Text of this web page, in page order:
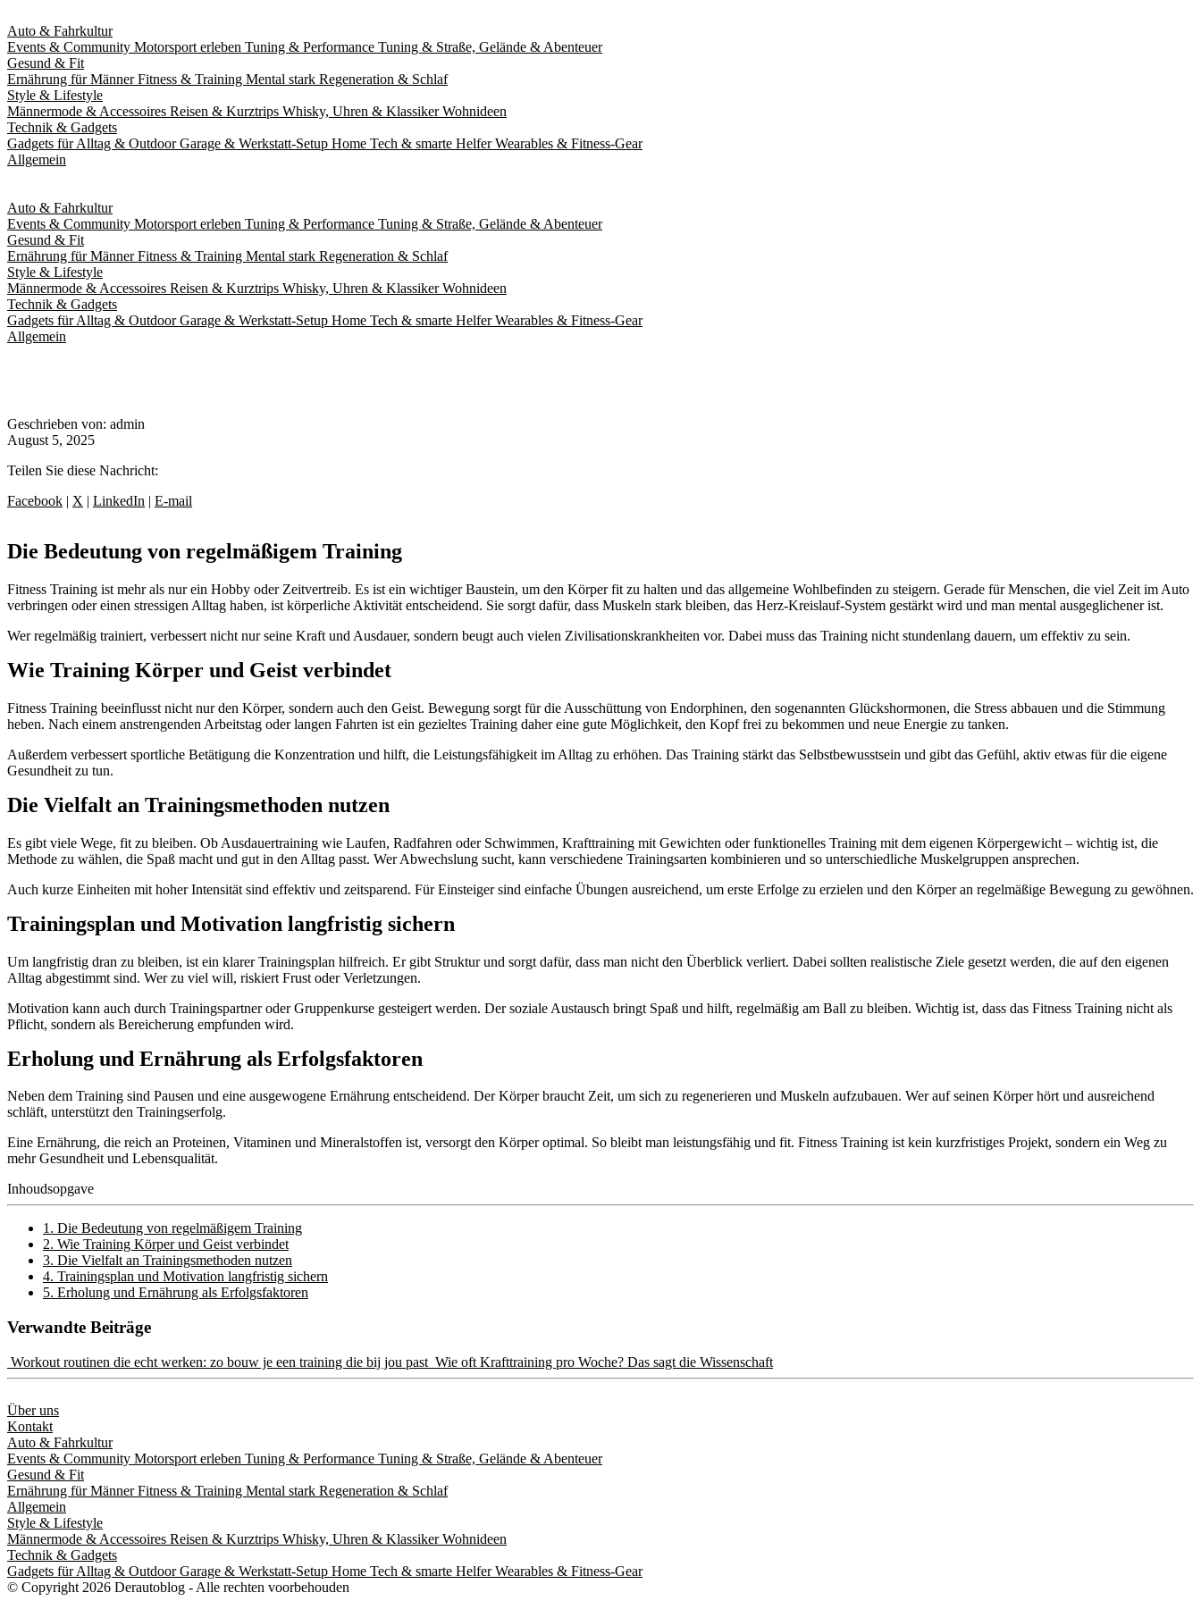
Auto & Fahrkultur
Events & Community Motorsport erleben Tuning & Performance Tuning & Straße, Gelände & Abenteuer
Gesund & Fit
Ernährung für MännerFitness & Training Mental stark Regeneration & Schlaf
Style & Lifestyle
Männermode & Accessoires Reisen & Kurztrips Whisky, Uhren & KlassikerWohnideen
Technik & Gadgets
Gadgets für Alltag & OutdoorGarage & Werkstatt-Setup Home Tech & smarte HelferWearables & Fitness-Gear
Allgemein
Auto & Fahrkultur
Events & Community Motorsport erleben Tuning & Performance Tuning & Straße, Gelände & Abenteuer
Gesund & Fit
Ernährung für MännerFitness & Training Mental stark Regeneration & Schlaf
Style & Lifestyle
Männermode & Accessoires Reisen & Kurztrips Whisky, Uhren & KlassikerWohnideen
Technik & Gadgets
Gadgets für Alltag & OutdoorGarage & Werkstatt-Setup Home Tech & smarte HelferWearables & Fitness-Gear
Allgemein
Geschrieben von: admin
August 5, 2025
Teilen Sie diese Nachricht:
Facebook | X | LinkedIn | E-mail
Die Bedeutung von regelmäßigem Training
Fitness Training ist mehr als nur ein Hobby oder Zeitvertreib. Es ist ein wichtiger Baustein, um den Körper fit zu halten und das allgemeine Wohlbefinden zu steigern. Gerade für Menschen, die viel Zeit im Auto
verbringen oder einen stressigen Alltag haben, ist körperliche Aktivität entscheidend. Sie sorgt dafür, dass Muskeln stark bleiben, das Herz-Kreislauf-System gestärkt wird und man mental ausgeglichener ist.
Wer regelmäßig trainiert, verbessert nicht nur seine Kraft und Ausdauer, sondern beugt auch vielen Zivilisationskrankheiten vor. Dabei muss das Training nicht stundenlang dauern, um effektiv zu sein.
Wie Training Körper und Geist verbindet
Fitness Training beeinflusst nicht nur den Körper, sondern auch den Geist. Bewegung sorgt für die Ausschüttung von Endorphinen, den sogenannten Glückshormonen, die Stress abbauen und die Stimmung
heben. Nach einem anstrengenden Arbeitstag oder langen Fahrten ist ein gezieltes Training daher eine gute Möglichkeit, den Kopf frei zu bekommen und neue Energie zu tanken.
Außerdem verbessert sportliche Betätigung die Konzentration und hilft, die Leistungsfähigkeit im Alltag zu erhöhen. Das Training stärkt das Selbstbewusstsein und gibt das Gefühl, aktiv etwas für die eigene
Gesundheit zu tun.
Die Vielfalt an Trainingsmethoden nutzen
Es gibt viele Wege, fit zu bleiben. Ob Ausdauertraining wie Laufen, Radfahren oder Schwimmen, Krafttraining mit Gewichten oder funktionelles Training mit dem eigenen Körpergewicht – wichtig ist, die
Methode zu wählen, die Spaß macht und gut in den Alltag passt. Wer Abwechslung sucht, kann verschiedene Trainingsarten kombinieren und so unterschiedliche Muskelgruppen ansprechen.
Auch kurze Einheiten mit hoher Intensität sind effektiv und zeitsparend. Für Einsteiger sind einfache Übungen ausreichend, um erste Erfolge zu erzielen und den Körper an regelmäßige Bewegung zu gewöhnen.
Trainingsplan und Motivation langfristig sichern
Um langfristig dran zu bleiben, ist ein klarer Trainingsplan hilfreich. Er gibt Struktur und sorgt dafür, dass man nicht den Überblick verliert. Dabei sollten realistische Ziele gesetzt werden, die auf den eigenen
Alltag abgestimmt sind. Wer zu viel will, riskiert Frust oder Verletzungen.
Motivation kann auch durch Trainingspartner oder Gruppenkurse gesteigert werden. Der soziale Austausch bringt Spaß und hilft, regelmäßig am Ball zu bleiben. Wichtig ist, dass das Fitness Training nicht als
Pflicht, sondern als Bereicherung empfunden wird.
Erholung und Ernährung als Erfolgsfaktoren
Neben dem Training sind Pausen und eine ausgewogene Ernährung entscheidend. Der Körper braucht Zeit, um sich zu regenerieren und Muskeln aufzubauen. Wer auf seinen Körper hört und ausreichend
schläft, unterstützt den Trainingserfolg.
Eine Ernährung, die reich an Proteinen, Vitaminen und Mineralstoffen ist, versorgt den Körper optimal. So bleibt man leistungsfähig und fit. Fitness Training ist kein kurzfristiges Projekt, sondern ein Weg zu
mehr Gesundheit und Lebensqualität.
Inhoudsopgave
1. Die Bedeutung von regelmäßigem Training
2. Wie Training Körper und Geist verbindet
3. Die Vielfalt an Trainingsmethoden nutzen
4. Trainingsplan und Motivation langfristig sichern
5. Erholung und Ernährung als Erfolgsfaktoren
Verwandte Beiträge
Workout routinen die echt werken: zo bouw je een training die bij jou past Wie oft Krafttraining pro Woche? Das sagt die Wissenschaft
Über uns
Kontakt
Auto & Fahrkultur
Events & Community Motorsport erleben Tuning & Performance Tuning & Straße, Gelände & Abenteuer
Gesund & Fit
Ernährung für MännerFitness & Training Mental stark Regeneration & Schlaf
Allgemein
Style & Lifestyle
Männermode & Accessoires Reisen & Kurztrips Whisky, Uhren & KlassikerWohnideen
Technik & Gadgets
Gadgets für Alltag & OutdoorGarage & Werkstatt-Setup Home Tech & smarte HelferWearables & Fitness-Gear
© Copyright 2026 Derautoblog - Alle rechten voorbehouden